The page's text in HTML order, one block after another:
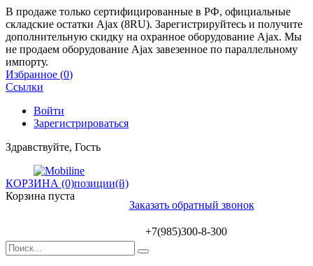
В продаже только сертифицированные в РФ, официальные
складские остатки Ajax (8RU). Зарегистрируйтесь и получите
дополнительную скидку на охранное оборудование Ajax. Мы
не продаем оборудование Ajax завезенное по параллельному
импорту.
Избранное (0)
Ссылки
Войти
Зарегистрироваться
Здравствуйте, Гость
КОРЗИНА (0)позиции(й)
Корзина пуста
Заказать обратный звонок
+7(985)300-8-300